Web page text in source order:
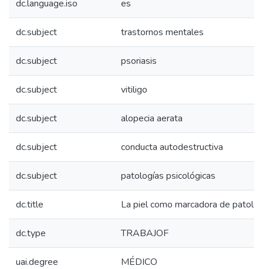
dc.language.iso es
dc.subject trastornos mentales
dc.subject psoriasis
dc.subject vitiligo
dc.subject alopecia aerata
dc.subject conducta autodestructiva
dc.subject patologías psicológicas
dc.title La piel como marcadora de
dc.type TRABAJOF
uai.degree MÉDICO